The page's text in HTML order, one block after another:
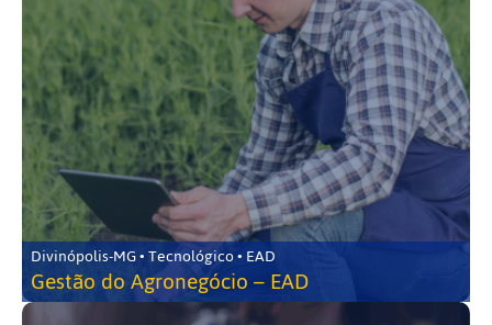
Divinópolis-MG • Tecnológico • EAD
Gestão do Agronegócio – EAD